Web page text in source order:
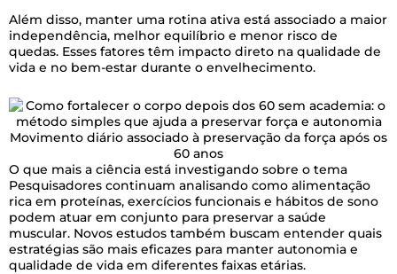
Além disso, manter uma rotina ativa está associado a maior
independência, melhor equilíbrio e menor risco de
quedas. Esses fatores têm impacto direto na qualidade de
vida e no bem-estar durante o envelhecimento.
Movimento diário associado à preservação da força após os
60 anos
O que mais a ciência está investigando sobre o tema
Pesquisadores continuam analisando como alimentação
rica em proteínas, exercícios funcionais e hábitos de sono
podem atuar em conjunto para preservar a saúde
muscular. Novos estudos também buscam entender quais
estratégias são mais eficazes para manter autonomia e
qualidade de vida em diferentes faixas etárias.